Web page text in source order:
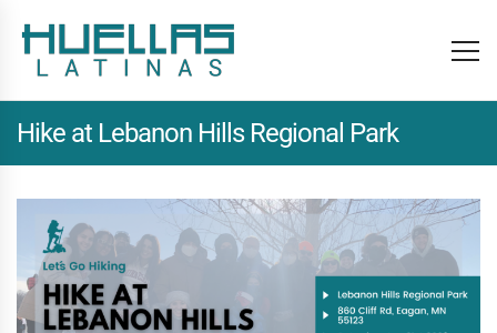
Hike at Lebanon Hills Regional Park